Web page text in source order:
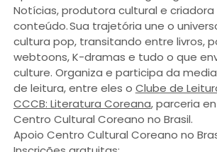
Notícias, produtora cultural e criadora
conteúdo. Sua trajetória une o
cultura pop, transitando entre livros,
webtoons, K-dramas e tudo o que
culture. Organiza e participa da
de leitura, entre eles o Clube de
CCCB: Literatura Coreana, parceria
Centro Cultural Coreano no Brasil.
Apoio Centro Cultural Coreano no